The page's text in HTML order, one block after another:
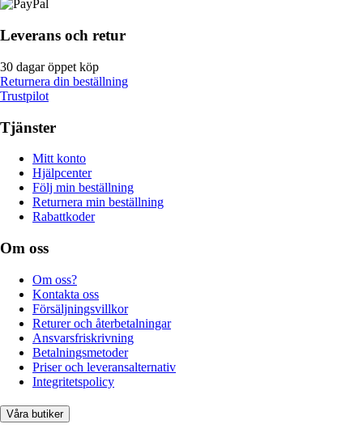
Leverans och retur
30 dagar öppet köp
Returnera din beställning
Trustpilot
Tjänster
Mitt konto
Hjälpcenter
Följ min beställning
Returnera min beställning
Rabattkoder
Om oss
Om oss?
Kontakta oss
Försäljningsvillkor
Returer och återbetalningar
Ansvarsfriskrivning
Betalningsmetoder
Priser och leveransalternativ
Integritetspolicy
Våra butiker